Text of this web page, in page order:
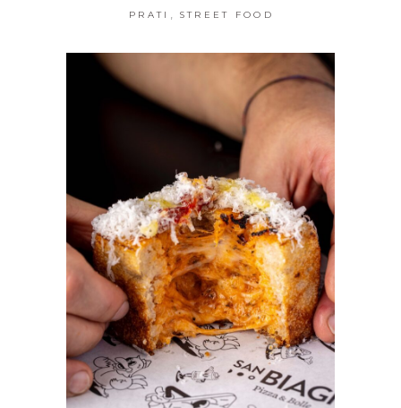
PRATI STREET FOOD